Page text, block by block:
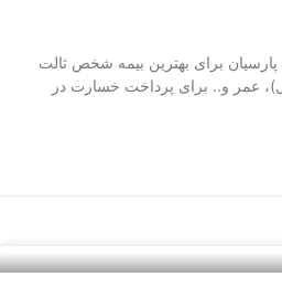
برای بهترین بیمه شخص ثالت
عمر و.. برای پرداخت خسارت در